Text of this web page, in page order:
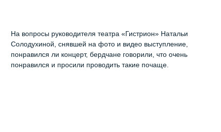
На вопросы руководителя театра «Гистрион» Натальи
Солодухиной, снявшей на фото и видео выступление,
понравился ли концерт, бердчане говорили, что очень
понравился и просили проводить такие почаще.